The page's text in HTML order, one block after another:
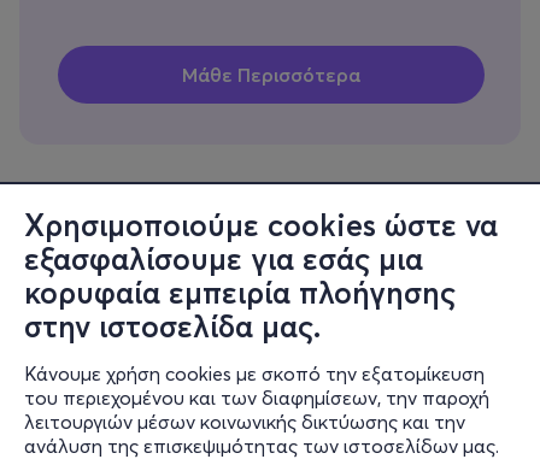
Χρησιμοποιούμε cookies ώστε να
εξασφαλίσουμε για εσάς μια
κορυφαία εμπειρία πλοήγησης
στην ιστοσελίδα μας.
Κάνουμε χρήση cookies με σκοπό την εξατομίκευση
του περιεχομένου και των διαφημίσεων, την παροχή
λειτουργιών μέσων κοινωνικής δικτύωσης και την
ανάλυση της επισκεψιμότητας των ιστοσελίδων μας.
Πληροφορίες
Υποστήριξη
Stay Connected